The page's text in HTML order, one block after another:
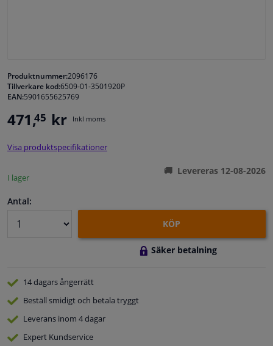
Bilvård & Tillbehör
Verkstad & Verktyg
Husbil, motorcykel, cykel & båt
Sensorer & Elsystem
Produktnummer:2096176
Tillverkare kod:6509-01-3501920P
EAN:5901655625769
471,45 kr Inkl moms
Visa produktspecifikationer
I lager
Levereras 12-08-2026
Antal:
KÖP
Säker betalning
14 dagarsångerrätt
Beställ smidigt och betala tryggt
Leverans inom 4 dagar
Expert Kundservice